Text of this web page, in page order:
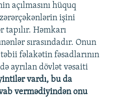
açılmasını hüquq
işini
tapılır. Həmkarı
sırasındadır. Onun
fəlakətin fəsadlarının
ayrılan dövlət vəsaiti
vardı, bu da
vermədiyindən onu